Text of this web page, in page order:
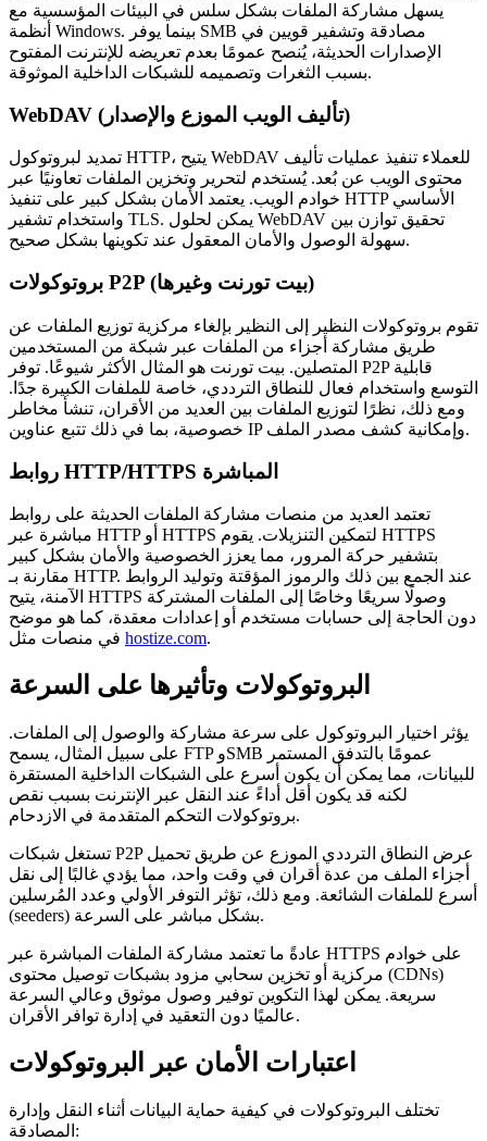
يسهل مشاركة الملفات بشكل سلس في البيئات المؤسسية مع
أنظمة Windows. بينما يوفر SMB مصادقة وتشفير قويين في
الإصدارات الحديثة، يُنصح عمومًا بعدم تعريضه للإنترنت المفتوح
بسبب الثغرات وتصميمه للشبكات الداخلية الموثوقة.
WebDAV (تأليف الويب الموزع والإصدار)
تمديد لبروتوكول HTTP، يتيح WebDAV للعملاء تنفيذ عمليات تأليف
محتوى الويب عن بُعد. يُستخدم لتحرير وتخزين الملفات تعاونيًا عبر
خوادم الويب. يعتمد الأمان بشكل كبير على تنفيذ HTTP الأساسي
واستخدام تشفير TLS. يمكن لحلول WebDAV تحقيق توازن بين
سهولة الوصول والأمان المعقول عند تكوينها بشكل صحيح.
بروتوكولات P2P (بيت تورنت وغيرها)
تقوم بروتوكولات النظير إلى النظير بإلغاء مركزية توزيع الملفات عن
طريق مشاركة أجزاء من الملفات عبر شبكة من المستخدمين
المتصلين. بيت تورنت هو المثال الأكثر شيوعًا. توفر P2P قابلية
التوسع واستخدام فعال للنطاق الترددي، خاصة للملفات الكبيرة جدًا.
ومع ذلك، نظرًا لتوزيع الملفات بين العديد من الأقران، تنشأ مخاطر
خصوصية، بما في ذلك تتبع عناوين IP وإمكانية كشف مصدر الملف.
روابط HTTP/HTTPS المباشرة
تعتمد العديد من منصات مشاركة الملفات الحديثة على روابط
مباشرة عبر HTTP أو HTTPS لتمكين التنزيلات. يقوم HTTPS
بتشفير حركة المرور، مما يعزز الخصوصية والأمان بشكل كبير
مقارنة بـ HTTP. عند الجمع بين ذلك والرموز المؤقتة وتوليد الروابط
الآمنة، يتيح HTTPS وصولًا سريعًا وخاصًا إلى الملفات المشتركة
دون الحاجة إلى حسابات مستخدم أو إعدادات معقدة، كما هو موضح
hostize.com.
البروتوكولات وتأثيرها على السرعة
يؤثر اختيار البروتوكول على سرعة مشاركة والوصول إلى الملفات.
على سبيل المثال، يسمح FTP وSMB عمومًا بالتدفق المستمر
للبيانات، مما يمكن أن يكون أسرع على الشبكات الداخلية المستقرة
لكنه قد يكون أقل أداءً عند النقل عبر الإنترنت بسبب نقص
بروتوكولات التحكم المتقدمة في الازدحام.
تستغل شبكات P2P عرض النطاق الترددي الموزع عن طريق تحميل
أجزاء الملف من عدة أقران في وقت واحد، مما يؤدي غالبًا إلى نقل
أسرع للملفات الشائعة. ومع ذلك، تؤثر التوفر الأولي وعدد المُرسلين
(seeders) بشكل مباشر على السرعة.
عادةً ما تعتمد مشاركة الملفات المباشرة عبر HTTPS على خوادم
مركزية أو تخزين سحابي مزود بشبكات توصيل محتوى (CDNs)
سريعة. يمكن لهذا التكوين توفير وصول موثوق وعالي السرعة
عالميًا دون التعقيد في إدارة توافر الأقران.
اعتبارات الأمان عبر البروتوكولات
تختلف البروتوكولات في كيفية حماية البيانات أثناء النقل وإدارة
المصادقة: